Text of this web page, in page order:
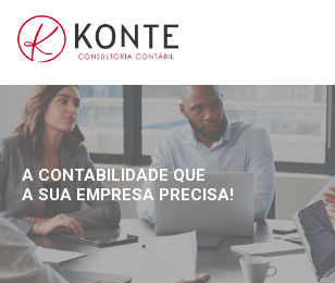
A CONTABILIDADE QUE
A SUA EMPRESA PRECISA!